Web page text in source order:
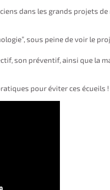
dans les grands projets
sous peine de voir le
son préventif, ainsi que la
pour éviter ces écueils !